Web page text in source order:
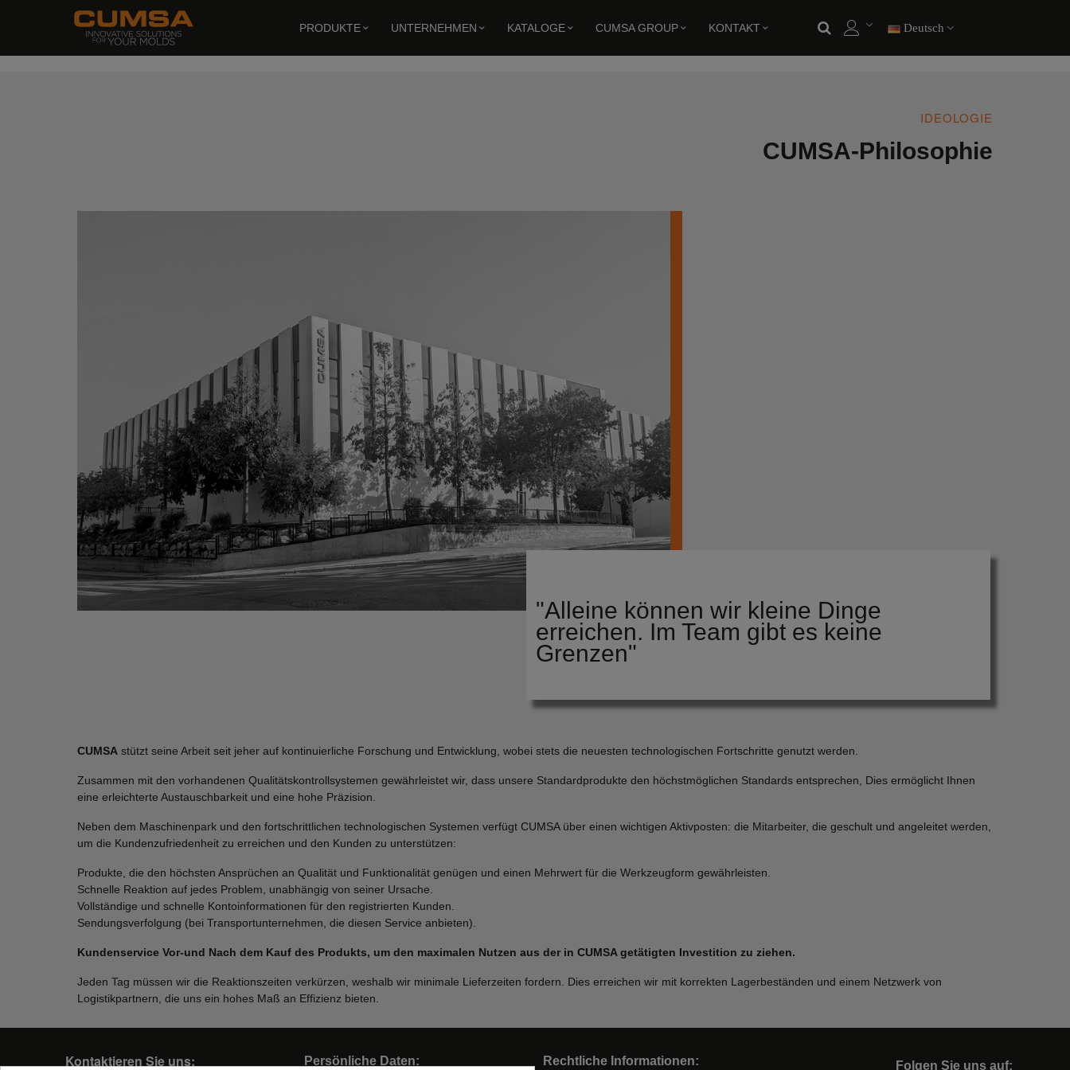
PRODUKTE UNTERNEHMEN KATALOGE CUMSA GROUP KONTAKT Deutsch
IDEOLOGIE
CUMSA-Philosophie
"Alleine können wir kleine Dinge
erreichen. Im Team gibt es keine
Grenzen"
CUMSA stützt seine Arbeit seit jeher auf kontinuierliche Forschung und Entwicklung, wobei stets die neuesten technologischen Fortschritte genutzt werden.
Zusammen mit den vorhandenen Qualitätskontrollsystemen gewährleistet wir, dass unsere Standardprodukte den höchstmöglichen Standards entsprechen, Dies ermöglicht Ihnen
eine erleichterte Austauschbarkeit und eine hohe Präzision.
Neben dem Maschinenpark und den fortschrittlichen technologischen Systemen verfügt CUMSA über einen wichtigen Aktivposten: die Mitarbeiter, die geschult und angeleitet werden,
um die Kundenzufriedenheit zu erreichen und den Kunden zu unterstützen:
Produkte, die den höchsten Ansprüchen an Qualität und Funktionalität genügen und einen Mehrwert für die Werkzeugform gewährleisten.
Schnelle Reaktion auf jedes Problem, unabhängig von seiner Ursache.
Vollständige und schnelle Kontoinformationen für den registrierten Kunden.
Sendungsverfolgung (bei Transportunternehmen, die diesen Service anbieten).
Kundenservice Vor-und Nach dem Kauf des Produkts, um den maximalen Nutzen aus der in CUMSA getätigten Investition zu ziehen.
Jeden Tag müssen wir die Reaktionszeiten verkürzen, weshalb wir minimale Lieferzeiten fordern. Dies erreichen wir mit korrekten Lagerbeständen und einem Netzwerk von
Logistikpartnern, die uns ein hohes Maß an Effizienz bieten.
Kontaktieren Sie uns: Persönliche Daten: Rechtliche Informationen: Folgen Sie uns auf: